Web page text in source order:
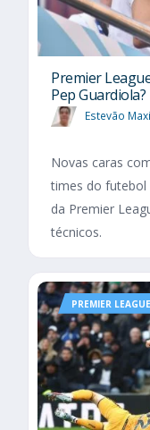
Premier
Pep Guardiola?
Estevão
Novas caras
times do futebol
da Premier
técnicos.
PREMIER LEAGUE